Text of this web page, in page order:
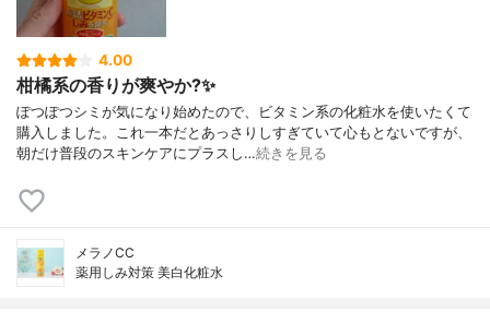
4.00
柑橘系の香りが爽やか?✨
ぽつぽつシミが気になり始めたので、ビタミン系の化粧水を使いたくて
購入しました。これ一本だとあっさりしすぎていて心もとないですが、
朝だけ普段のスキンケアにプラスし…続きを見る
メラノCC
薬用しみ対策 美白化粧水